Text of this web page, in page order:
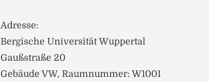
Adresse:
Bergische Universität Wuppertal
Gaußstraße 20
Gebäude VW, Raumnummer: W1001